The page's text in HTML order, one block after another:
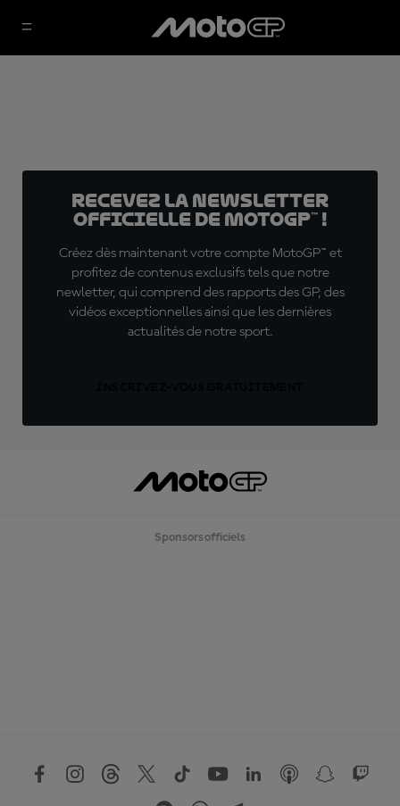
Recevez la Newsletter
officielle de MotoGP™ !
Créez dès maintenant votre compte MotoGP™ et
profitez de contenus exclusifs tels que notre
newletter, qui comprend des rapports des GP, des
vidéos exceptionnelles ainsi que les dernières
actualités de notre sport.
Sponsors officiels